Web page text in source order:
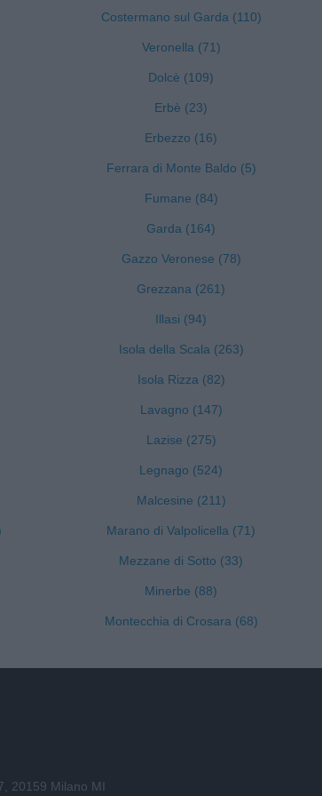
Costermano sul Garda (110)
Veronella (71)
Dolcè (109)
Erbè (23)
Erbezzo (16)
Ferrara di Monte Baldo (5)
Fumane (84)
Garda (164)
Gazzo Veronese (78)
Grezzana (261)
Illasi (94)
Isola della Scala (263)
Isola Rizza (82)
Lavagno (147)
Lazise (275)
Legnago (524)
Malcesine (211)
Marano di Valpolicella (71)
Mezzane di Sotto (33)
Minerbe (88)
Montecchia di Crosara (68)
20159 Milano MI